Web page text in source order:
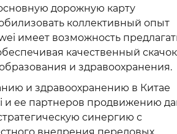
дорожную карту
коллективный опыт
имеет возможность
качественный
и здравоохранения.
и здравоохранению в Китае
и ее партнеров продвижению
синергию с